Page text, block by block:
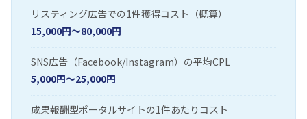
リスティング広告での1件獲得コスト（概算）
15,000円〜80,000円
SNS広告（Facebook/Instagram）の平均CPL
5,000円〜25,000円
成果報酬型ポータルサイトの1件あたりコスト